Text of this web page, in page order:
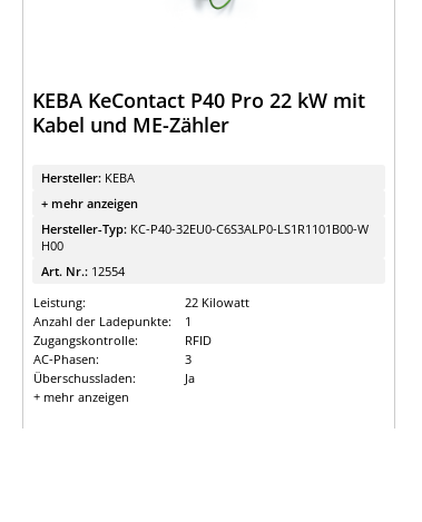
KEBA KeContact P40 Pro 22 kW mit
Kabel und ME-Zähler
Hersteller: KEBA
+ mehr anzeigen
Hersteller-Typ: KC-P40-32EU0-C6S3ALP0-LS1R1101B00-W
H00
Art. Nr.: 12554
Leistung:
22 Kilowatt
Anzahl der Ladepunkte:
1
Zugangskontrolle:
RFID
AC-Phasen:
3
Überschussladen:
Ja
+ mehr anzeigen